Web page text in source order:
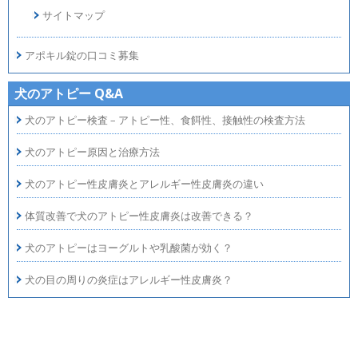
サイトマップ
アポキル錠の口コミ募集
犬のアトピー Q&A
犬のアトピー検査 – アトピー性、食餌性、接触性の検査方法
犬のアトピー原因と治療方法
犬のアトピー性皮膚炎とアレルギー性皮膚炎の違い
体質改善で犬のアトピー性皮膚炎は改善できる？
犬のアトピーはヨーグルトや乳酸菌が効く？
犬の目の周りの炎症はアレルギー性皮膚炎？